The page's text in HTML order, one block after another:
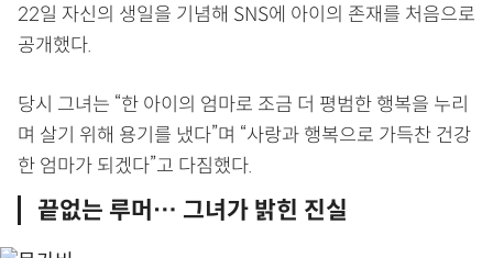
22일 자신의 생일을 기념해 SNS에 아이의 존재를 처음으로
공개했다.
당시 그녀는 “한 아이의 엄마로 조금 더 평범한 행복을 누리
며 살기 위해 용기를 냈다”며 “사랑과 행복으로 가득찬 건강
한 엄마가 되겠다”고 다짐했다.
끝없는 루머… 그녀가 밝힌 진실